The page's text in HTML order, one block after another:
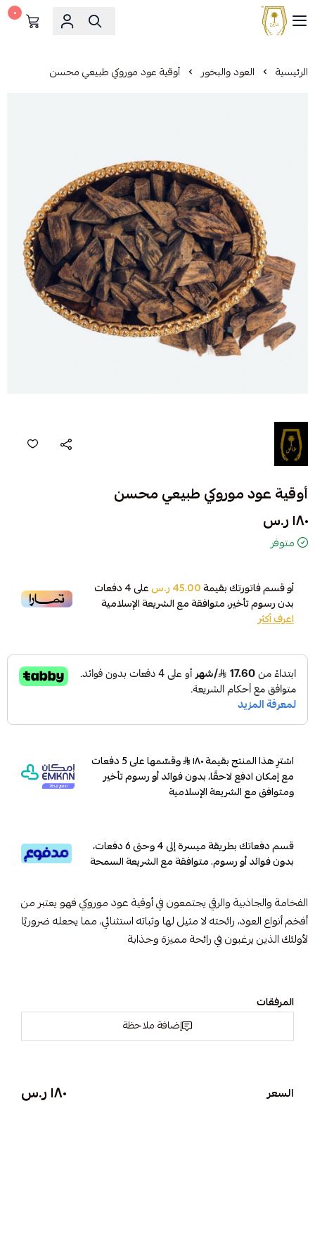
مشالح المهدي الملكية
٠
الرئيسية العود والبخور أوقية عود موروكي طبيعي محسن
أوقية عود موروكي طبيعي محسن
١٨٠ ر.س
متوفر
أو قسم فاتورتك بقيمة45.00 ر.س على4دفعات
بدون رسوم تأخير، متوافقة مع الشريعة الإسلامية
اعرف أكثر
اشترِ هذا المنتج بقيمة ١٨٠
وقسّمها على 5 دفعات
مع إمكان ادفع لاحقًا، بدون فوائد أو رسوم تأخير
ومتوافق مع الشريعة الإسلامية
قسم دفعاتك بطريقة ميسرة إلى 4 وحتى 6 دفعات،
بدون فوائد أو رسوم. متوافقة مع الشريعة السمحة
الفخامة والجاذبية والرقي يجتمعون في أوقية عود موروكي فهو يعتبر من
أفخم أنواع العود، رائحته لا مثيل لها وثباته استثنائي، مما يجعله ضروريًا
لأولئك الذين يرغبون في رائحة مميزة وجذابة
المرفقات
إضافة ملاحظة
السعر ١٨٠ ر.س